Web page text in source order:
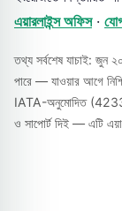
এয়ারলাইন্স অফিস·
তথ্য সর্বশেষ যাচাই: জুন
পারে — যাওয়ার আগে
IATA-অনুমোদিত
ও সাপোর্ট দিই — এটি